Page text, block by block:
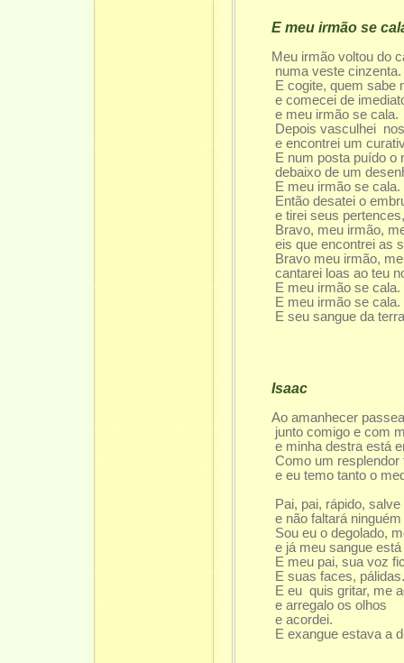
E meu irmão se
Meu irmão voltou do
numa veste cinzenta.
E cogite, quem sabe
e comecei de imediato
e meu irmão se cala.
Depois vasculhei nos
e encontrei um
E num posta puído o
debaixo de um
E meu irmão se cala.
Então desatei o
e tirei seus pertences,
Bravo, meu irmão,
eis que encontrei as
Bravo meu irmão,
cantarei loas ao teu
E meu irmão se cala.
E meu irmão se cala.
E seu sangue da terra
Isaac
Ao amanhecer
junto comigo e com
e minha destra está
Como um resplendor
e eu temo tanto o
Pai, pai, rápido, salve
e não faltará ninguém
Sou eu o degolado,
e já meu sangue está
E meu pai, sua voz
E suas faces, pálidas.
E eu quis gritar, me
e arregalo os olhos
e acordei.
E exangue estava a